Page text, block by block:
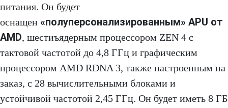
питания. Он будет
оснащен «полуперсонализированным» APU от
AMD, шестиъядерным процессором ZEN 4 с
тактовой частотой до 4,8 ГГц и графическим
процессором AMD RDNA 3, также настроенным на
заказ, с 28 вычислительными блоками и
устойчивой частотой 2,45 ГГц. Он будет иметь 8 ГБ